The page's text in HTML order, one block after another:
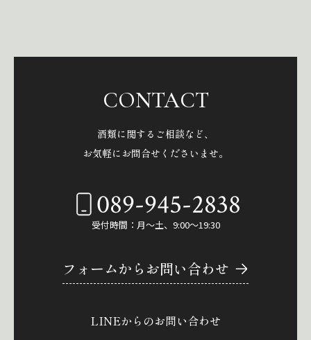
CONTACT
酒類に関するご相談など、
お気軽にお問合せくださいませ。
089-945-2838
受付時間：月～土、9:00～19:30
フォームからお問い合わせ
LINEからのお問い合わせ